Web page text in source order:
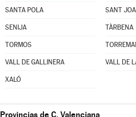
SANTA POLA SANT
SENIJA TÀRBENA
TORMOS
VALL DE GALLINERA VALL DE
XALÓ
Provincias de C. Valenciana